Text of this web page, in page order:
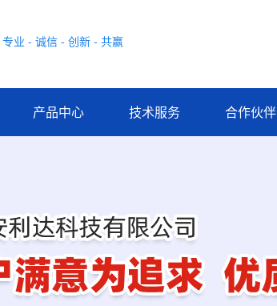
专业 - 诚信 - 创新 - 共赢
产品中心 技术服务 合作伙伴